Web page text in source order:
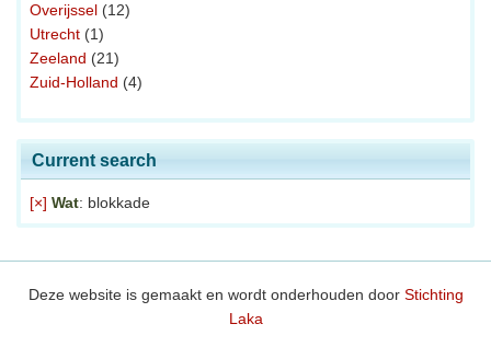
Overijssel (12)
Utrecht (1)
Zeeland (21)
Zuid-Holland (4)
Current search
[×] Wat: blokkade
Deze website is gemaakt en wordt onderhouden door Stichting
Laka